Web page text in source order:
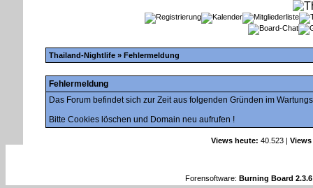
Thailand-Nightlife » Fehlermeldung
Fehlermeldung
Das Forum befindet sich zur Zeit aus folgenden Gründen im
Bitte Cookies löschen und Domain neu aufrufen !
Views heute: 40.523 |
Forensoftware: Burning Board 2.3.6